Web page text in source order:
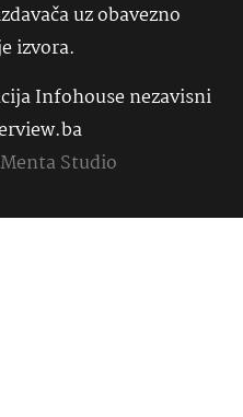
uz obavezno
izvora.
Infohouse nezavisni
Menta Studio